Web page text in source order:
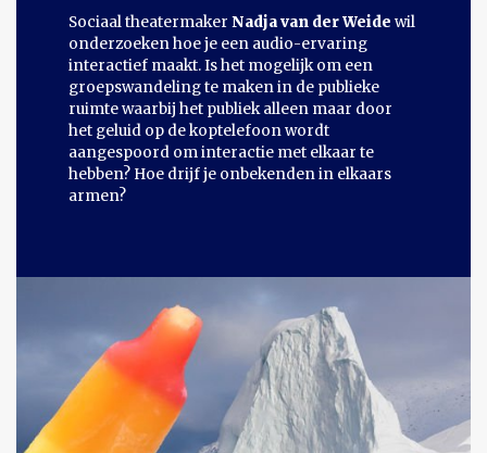
Sociaal theatermaker Nadja van der Weide wil
onderzoeken hoe je een audio-ervaring
interactief maakt. Is het mogelijk om een
groepswandeling te maken in de publieke
ruimte waarbij het publiek alleen maar door
het geluid op de koptelefoon wordt
aangespoord om interactie met elkaar te
hebben? Hoe drijf je onbekenden in elkaars
armen?